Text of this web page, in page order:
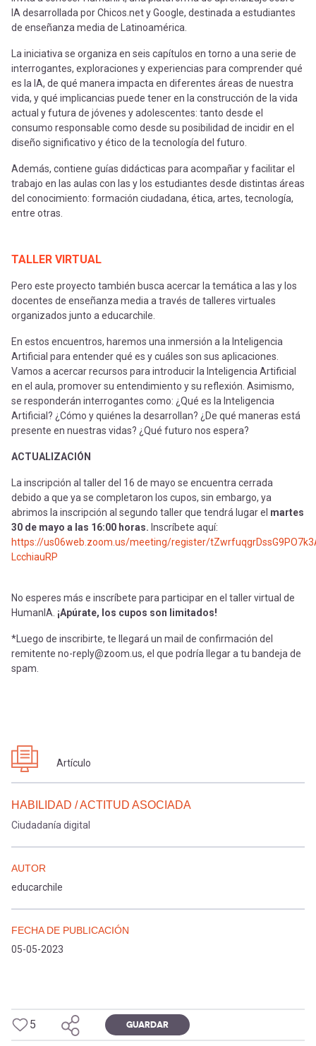
IA desarrollada por Chicos.net y Google, destinada a estudiantes
de enseñanza media de Latinoamérica.
La iniciativa se organiza en seis capítulos en torno a una serie de
interrogantes, exploraciones y experiencias para comprender qué
es la IA, de qué manera impacta en diferentes áreas de nuestra
vida, y qué implicancias puede tener en la construcción de la vida
actual y futura de jóvenes y adolescentes: tanto desde el
consumo responsable como desde su posibilidad de incidir en el
diseño significativo y ético de la tecnología del futuro.
Además, contiene guías didácticas para acompañar y facilitar el
trabajo en las aulas con las y los estudiantes desde distintas áreas
del conocimiento: formación ciudadana, ética, artes, tecnología,
entre otras.
TALLER VIRTUAL
Pero este proyecto también busca acercar la temática a las y los
docentes de enseñanza media a través de talleres virtuales
organizados junto a educarchile.
En estos encuentros, haremos una inmersión a la Inteligencia
Artificial para entender qué es y cuáles son sus aplicaciones.
Vamos a acercar recursos para introducir la Inteligencia Artificial
en el aula, promover su entendimiento y su reflexión. Asimismo,
se responderán interrogantes como: ¿Qué es la Inteligencia
Artificial? ¿Cómo y quiénes la desarrollan? ¿De qué maneras está
presente en nuestras vidas? ¿Qué futuro nos espera?
ACTUALIZACIÓN
La inscripción al taller del 16 de mayo se encuentra cerrada
debido a que ya se completaron los cupos, sin embargo, ya
abrimos la inscripción al segundo taller que tendrá lugar el martes
30 de mayo a las 16:00 horas. Inscríbete aquí:
https://us06web.zoom.us/meeting/register/
LcchiauRP
No esperes más e inscríbete para participar en el taller virtual de
HumanIA. ¡Apúrate, los cupos son limitados!
*Luego de inscribirte, te llegará un mail de confirmación del
remitente no-reply@zoom.us, el que podría llegar a tu bandeja de
spam.
Artículo
HABILIDAD / ACTITUD ASOCIADA
Ciudadanía digital
AUTOR
educarchile
FECHA DE PUBLICACIÓN
05-05-2023
5 GUARDAR